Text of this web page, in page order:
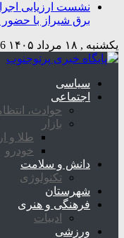
نشست ارزیابی
برق شیراز با حضور
یکشنبه , ۱۸ مرداد ۱۴۰۵
سیاسی
اجتماعی
حوادث،
بازار
طلا و
خودرو
دانش و سلامت
تکنولوژی
شهرستان
فرهنگی و هنری
ادبیات
ورزشی